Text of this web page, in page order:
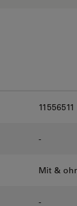
11556511
-
Mit &
-